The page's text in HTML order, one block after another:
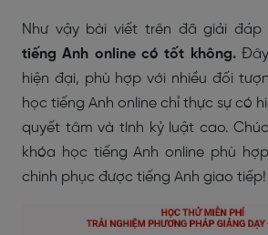
Như vậy bài viết trên đã giải đáp
tiếng Anh online có tốt không.
hiện đại, phù hợp với nhiều đối
học tiếng Anh online chỉ thực sự có
quyết tâm và tính kỷ luật cao.
khóa học tiếng Anh online phù
chinh phục được tiếng Anh giao tiếp!